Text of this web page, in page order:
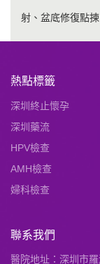
射、盆底修復點
熱點標籤
深圳終止懷孕
深圳藥流
HPV檢查
AMH檢查
婦科檢查
聯系我們
醫院地址：深圳市